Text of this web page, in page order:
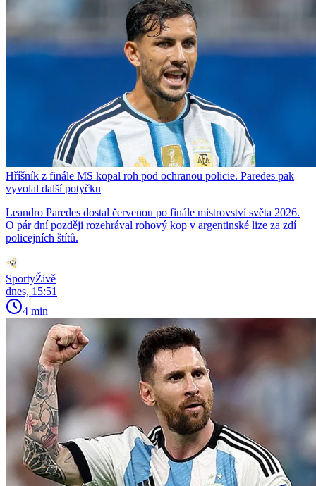
Hříšník z finále MS kopal roh pod ochranou policie. Paredes pak
vyvolal další potyčku
Leandro Paredes dostal červenou po finále mistrovství světa 2026.
O pár dní později rozehrával rohový kop v argentinské lize za zdí
policejních štítů.
SportyŽivě
dnes, 15:51
4 min